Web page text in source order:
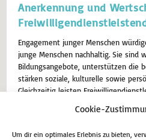
Cookie-
Um dir ein optimales Erlebnis zu bieten,
Anerkennung und
Engagement junger Menschen
junge Menschen nachhaltig. Sie sind
Bildungsangebote, unterstützen die
stärken soziale, kulturelle sowie
Gleichzeitig leisten
Freiwilligen Sozialen oder